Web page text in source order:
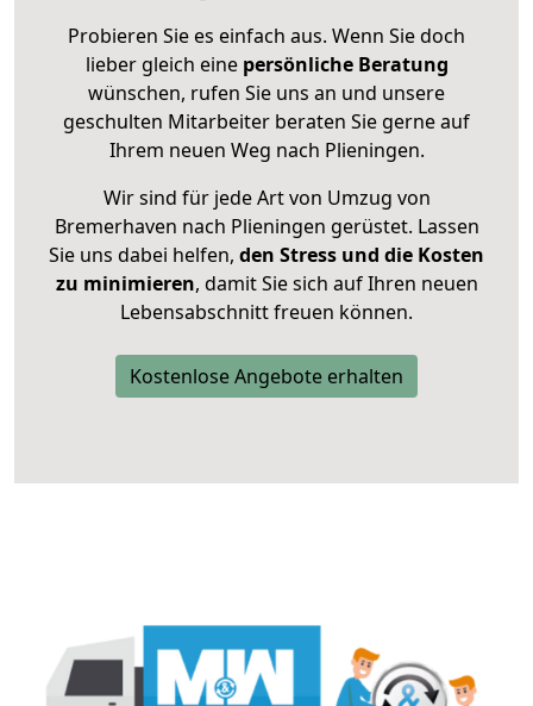
Probieren Sie es einfach aus. Wenn Sie doch
lieber gleich eine persönliche Beratung
wünschen, rufen Sie uns an und unsere
geschulten Mitarbeiter beraten Sie gerne auf
Ihrem neuen Weg nach Plieningen.
Wir sind für jede Art von Umzug von
Bremerhaven nach Plieningen gerüstet. Lassen
Sie uns dabei helfen, den Stress und die Kosten
zu minimieren, damit Sie sich auf Ihren neuen
Lebensabschnitt freuen können.
Kostenlose Angebote erhalten